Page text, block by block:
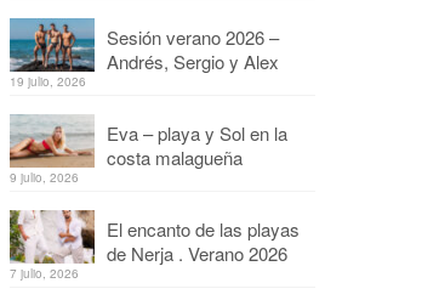
Sesión verano 2026 –
Andrés, Sergio y Alex
19 julio, 2026
Eva – playa y Sol en la
costa malagueña
9 julio, 2026
El encanto de las playas
de Nerja . Verano 2026
7 julio, 2026